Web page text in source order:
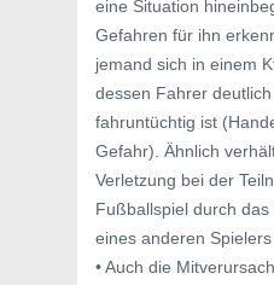
eine Situation
Gefahren für ihn
jemand sich in einem
dessen Fahrer
fahruntüchtig ist
Gefahr). Ähnlich
Verletzung bei der
Fußballspiel durch
eines anderen
• Auch die